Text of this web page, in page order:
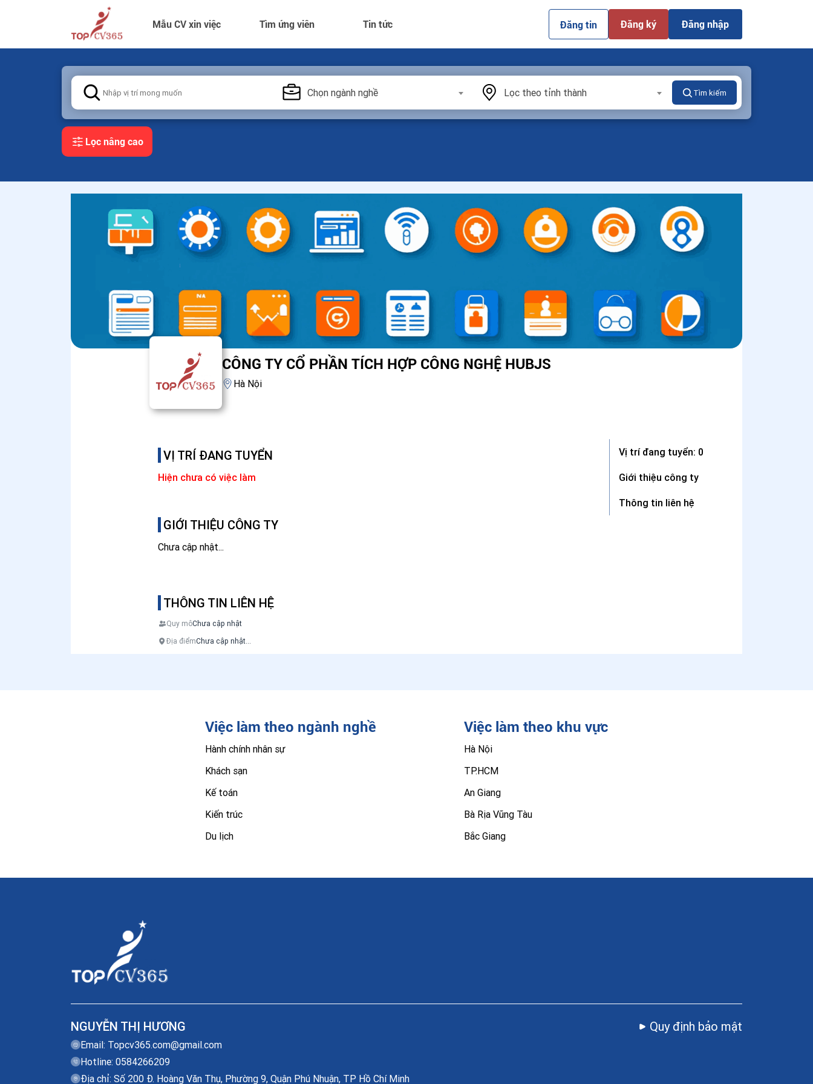
Mẫu CV xin việc Tìm ứng viên Tin tức Đăng tin Đăng ký Đăng nhập
Chọn ngành nghề Lọc theo tỉnh thành Tìm kiếm
Lọc nâng cao
CÔNG TY CỔ PHẦN TÍCH HỢP CÔNG NGHỆ HUBJS
Hà Nội
VỊ TRÍ ĐANG TUYỂN
Hiện chưa có việc làm
GIỚI THIỆU CÔNG TY
Chưa cập nhật...
THÔNG TIN LIÊN HỆ
Quy môChưa cập nhật
Địa điểmChưa cập nhật...
Vị trí đang tuyển: 0
Giới thiệu công ty
Thông tin liên hệ
Việc làm theo ngành nghề
Hành chính nhân sự
Khách sạn
Kế toán
Kiến trúc
Du lịch
Việc làm theo khu vực
Hà Nội
TP.HCM
An Giang
Bà Rịa Vũng Tàu
Bắc Giang
NGUYỄN THỊ HƯƠNG
Email: Topcv365.com@gmail.com
Hotline: 0584266209
Địa chỉ: Số 200 Đ. Hoàng Văn Thụ, Phường 9, Quận Phú Nhuận, TP Hồ Chí Minh
Quy định bảo mật